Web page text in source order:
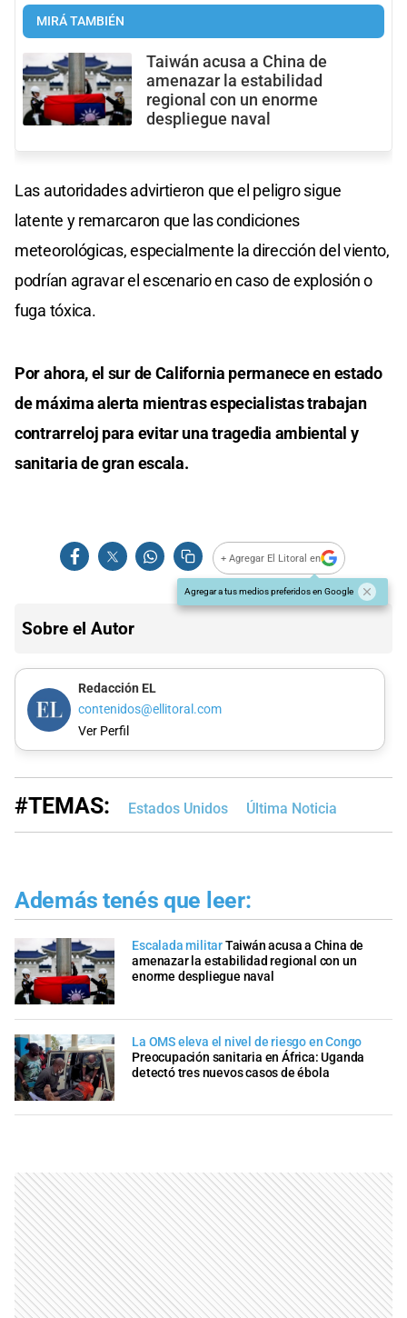
MIRÁ TAMBIÉN
Taiwán acusa a China de
amenazar la estabilidad
regional con un enorme
despliegue naval
Las autoridades advirtieron que el peligro sigue
latente y remarcaron que las condiciones
meteorológicas, especialmente la dirección del viento,
podrían agravar el escenario en caso de explosión o
fuga tóxica.
Por ahora, el sur de California permanece en estado
de máxima alerta mientras especialistas trabajan
contrarreloj para evitar una tragedia ambiental y
sanitaria de gran escala.
+ Agregar El Litoral en
Agregar a tus medios preferidos en Google
Sobre el Autor
Redacción EL
contenidos@ellitoral.com
Ver Perfil
#TEMAS: Estados Unidos Última Noticia
Además tenés que leer:
Escalada militarTaiwán acusa a China de
amenazar la estabilidad regional con un
enorme despliegue naval
La OMS eleva el nivel de riesgo en Congo
Preocupación sanitaria en África: Uganda
detectó tres nuevos casos de ébola